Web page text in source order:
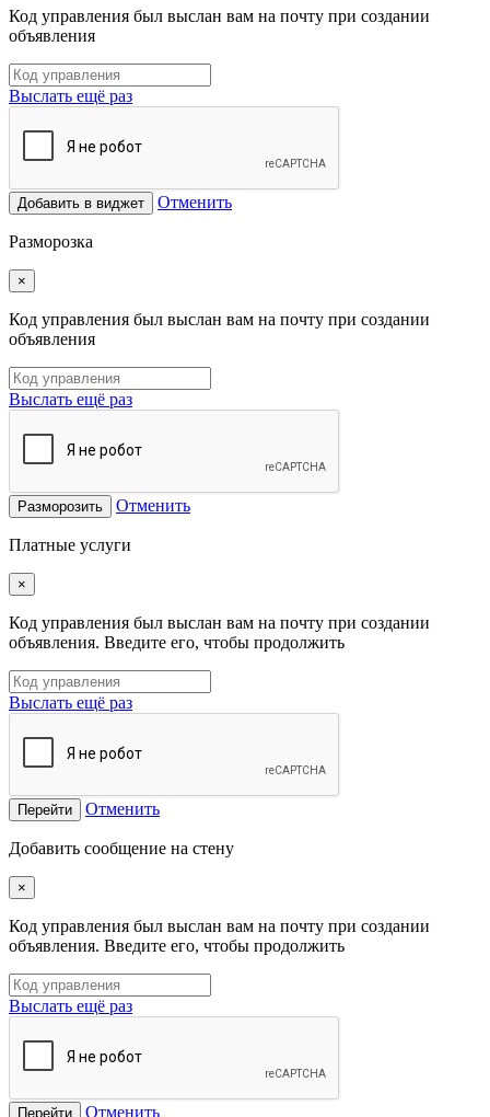
Код управления был выслан вам на почту при создании
объявления
Выслать ещё раз
Добавить в виджет Отменить
Разморозка
×
Код управления был выслан вам на почту при создании
объявления
Выслать ещё раз
Разморозить Отменить
Платные услуги
×
Код управления был выслан вам на почту при создании
объявления. Введите его, чтобы продолжить
Выслать ещё раз
Перейти Отменить
Добавить сообщение на стену
×
Код управления был выслан вам на почту при создании
объявления. Введите его, чтобы продолжить
Выслать ещё раз
Перейти Отменить